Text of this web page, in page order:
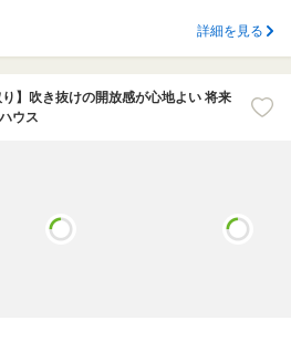
詳細を見る
】吹き抜けの開放感が心地よい 将来
ウス